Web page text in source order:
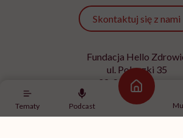
Tematy Podcast
Strona główna
Skontaktuj się z nami
Fundacja Hello
ul. Poleczki 35
02-822 Warszawa
NIP 9512613236
Kontakt z redakcją